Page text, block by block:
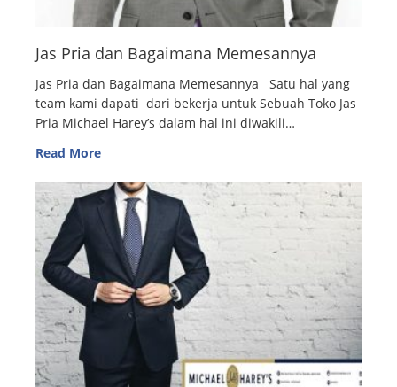
Jas Pria dan Bagaimana Memesannya
Jas Pria dan Bagaimana Memesannya Satu hal yang
team kami dapati dari bekerja untuk Sebuah Toko Jas
Pria Michael Harey’s dalam hal ini diwakili…
Read More